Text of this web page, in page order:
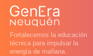
Fortalecemos la educación
técnica para impulsar la
energía de mañana.